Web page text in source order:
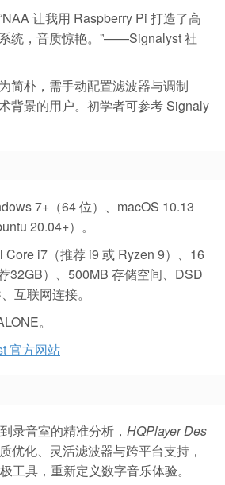
“NAA 让我用 Raspberry Pi 打造了高
统，音质惊艳。”——Signalyst 社
简朴，需手动配置滤波器与调制
背景的用户。初学者可参考 Signaly
7+（64 位）、macOS 10.13
20.04+）。
Core i7（推荐 i9 或 Ryzen 9）、16
32GB）、500MB 存储空间、DSD
互联网连接。
。
官方网站
录音室的精准分析， HQPlayer Des
优化、灵活滤波器与跨平台支持，
工具，重新定义数字音乐体验。